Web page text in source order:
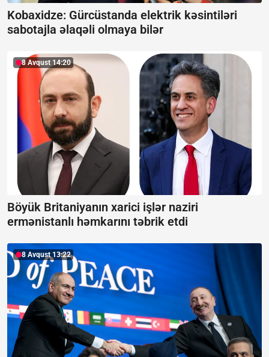
Kobaxidze: Gürcüstanda elektrik kəsintiləri
sabotajla əlaqəli olmaya bilər
8 Avqust 14:20
Böyük Britaniyanın xarici işlər naziri
ermənistanlı həmkarını təbrik etdi
8 Avqust 13:22